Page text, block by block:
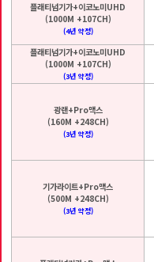
플래티넘기가+이코노미UHD
(1000M +107CH)
(4년 약정)
플래티넘기가+이코노미UHD
(1000M +107CH)
(3년 약정)
광랜+Pro맥스
(160M +248CH)
(3년 약정)
기가라이트+Pro맥스
(500M +248CH)
(3년 약정)